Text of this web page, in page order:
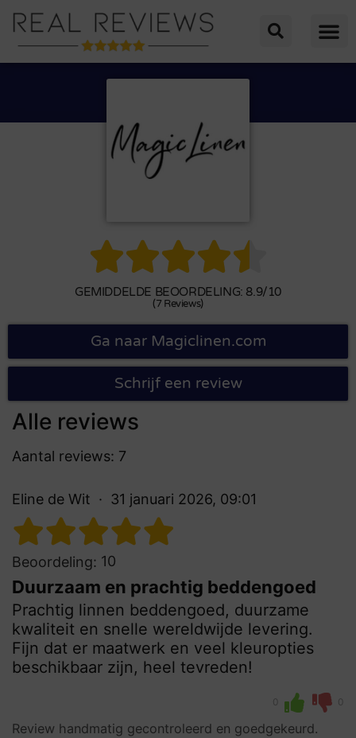

GEMIDDELDE BEOORDELING: 8.9/10
(7 Reviews)
Ga naar Magiclinen.com
Schrijf een review
Alle reviews
Aantal reviews: 7
Eline de Wit 31 januari 2026, 09:01
Beoordeling: 10
Duurzaam en prachtig beddengoed
Prachtig linnen beddengoed, duurzame
kwaliteit en snelle wereldwijde levering.
Fijn dat er maatwerk en veel kleuropties
beschikbaar zijn, heel tevreden!
0 0
Review handmatig gecontroleerd en goedgekeurd.